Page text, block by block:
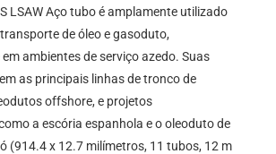
LSAW Aço tubo é amplamente utilizado
de óleo e gasoduto,
ambientes de serviço azedo. Suas
as principais linhas de tronco de
offshore, e projetos
a escória espanhola e o oleoduto de
(914.4 x 12.7 milímetros, 11 tubos, 12 m